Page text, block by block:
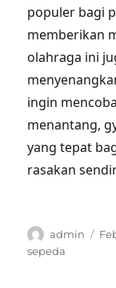
populer bagi
memberikan
olahraga ini
ingin
menantang,
yang tepat
rasakan
Author
admin
sepeda